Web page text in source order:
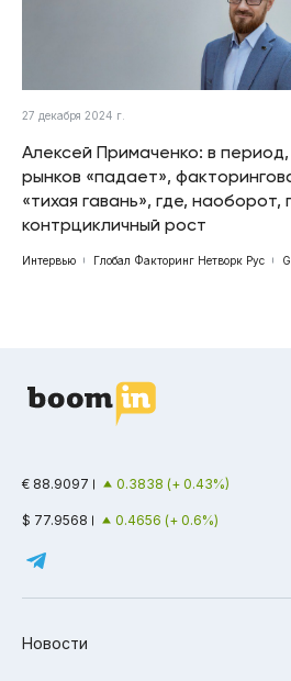
27 декабря 2024 г.
Алексей Примаченко: в
рынков «падает»,
«тихая гавань», где, наоборот,
контрцикличный рост
Интервью Глобал Факторинг Нетворк Рус
€ 88.9097 0.3838 (+ 0.43%)
$ 77.9568 0.4656 (+ 0.6%)
Новости